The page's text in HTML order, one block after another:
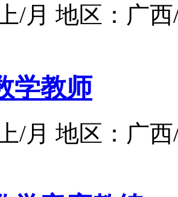
/月 地区：广
学教师
/月 地区：广